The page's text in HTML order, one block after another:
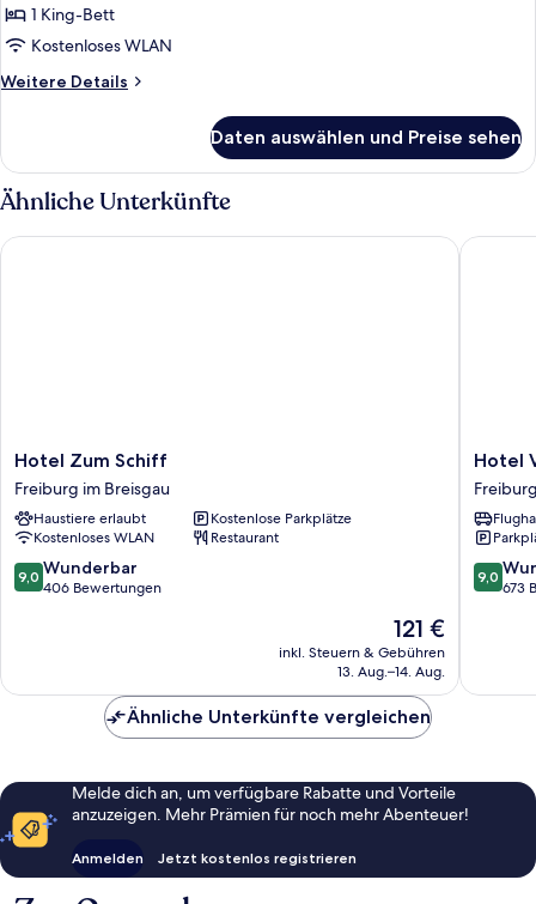
Suite
anzeigen
1 King-Bett
Kostenloses WLAN
Weitere Details
Weitere
Suite
Daten auswählen und Preise sehen
Ähnliche Unterkünfte
Hotel
Zum
Schiff
Freiburg
im
Breisgau
Hotel Zum Schiff
Freiburg im Breisgau
Haustiere erlaubt
Kostenlose Parkplätze
Kostenloses WLAN
Restaurant
9.0
von
9,0 Wunderbar
406 Bewertungen
Der
Preis
beträgt
121 €
inkl. Steuern & Gebühren
13. Aug.–14. Aug.
Hotel Zum Schiff
Hotel
Victoria,
BW
Freiburg
im
Hotel
9.0
von
9,0
673
Hotel
Ähnliche Unterkünfte vergleichen
Melde dich an, um verfügbare Rabatte und Vorteile
anzuzeigen. Mehr Prämien für noch mehr Abenteuer!
Anmelden Jetzt kostenlos registrieren